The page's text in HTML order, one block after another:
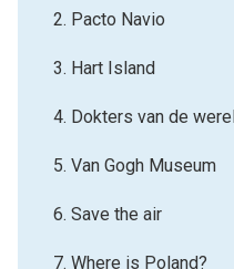
2. Pacto Navio
3. Hart Island
4. Dokters van de
5. Van Gogh Museum
6. Save the air
7. Where is Poland?